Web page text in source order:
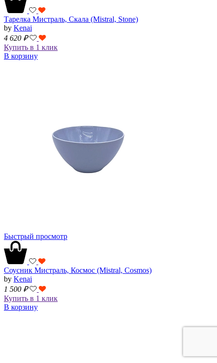
Тарелка Мистраль, Скала (Mistral, Stone)
by Kenai
4 620 ₽
Купить в 1 клик
В корзину
Быстрый просмотр
Соусник Мистраль, Космос (Mistral, Cosmos)
by Kenai
1 500 ₽
Купить в 1 клик
В корзину